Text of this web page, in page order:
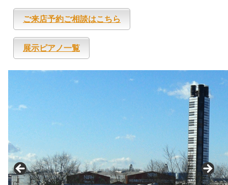
ご来店予約ご相談はこちら
展示ピアノ一覧